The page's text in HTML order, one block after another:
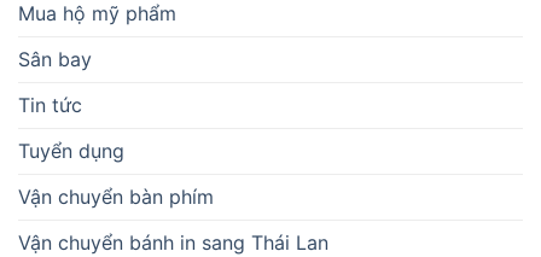
Mua hộ mỹ phẩm
Sân bay
Tin tức
Tuyển dụng
Vận chuyển bàn phím
Vận chuyển bánh in sang Thái Lan